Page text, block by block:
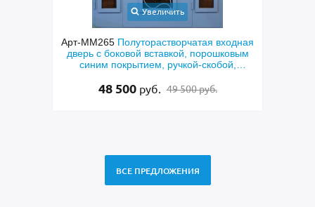
Увеличить
Арт-ММ265 Полуторастворчатая входная
дверь с боковой вставкой, порошковым
синим покрытием, ручкой-скобой,
48 500 руб. 49 500 руб.
ВСЕ ПРЕДЛОЖЕНИЯ